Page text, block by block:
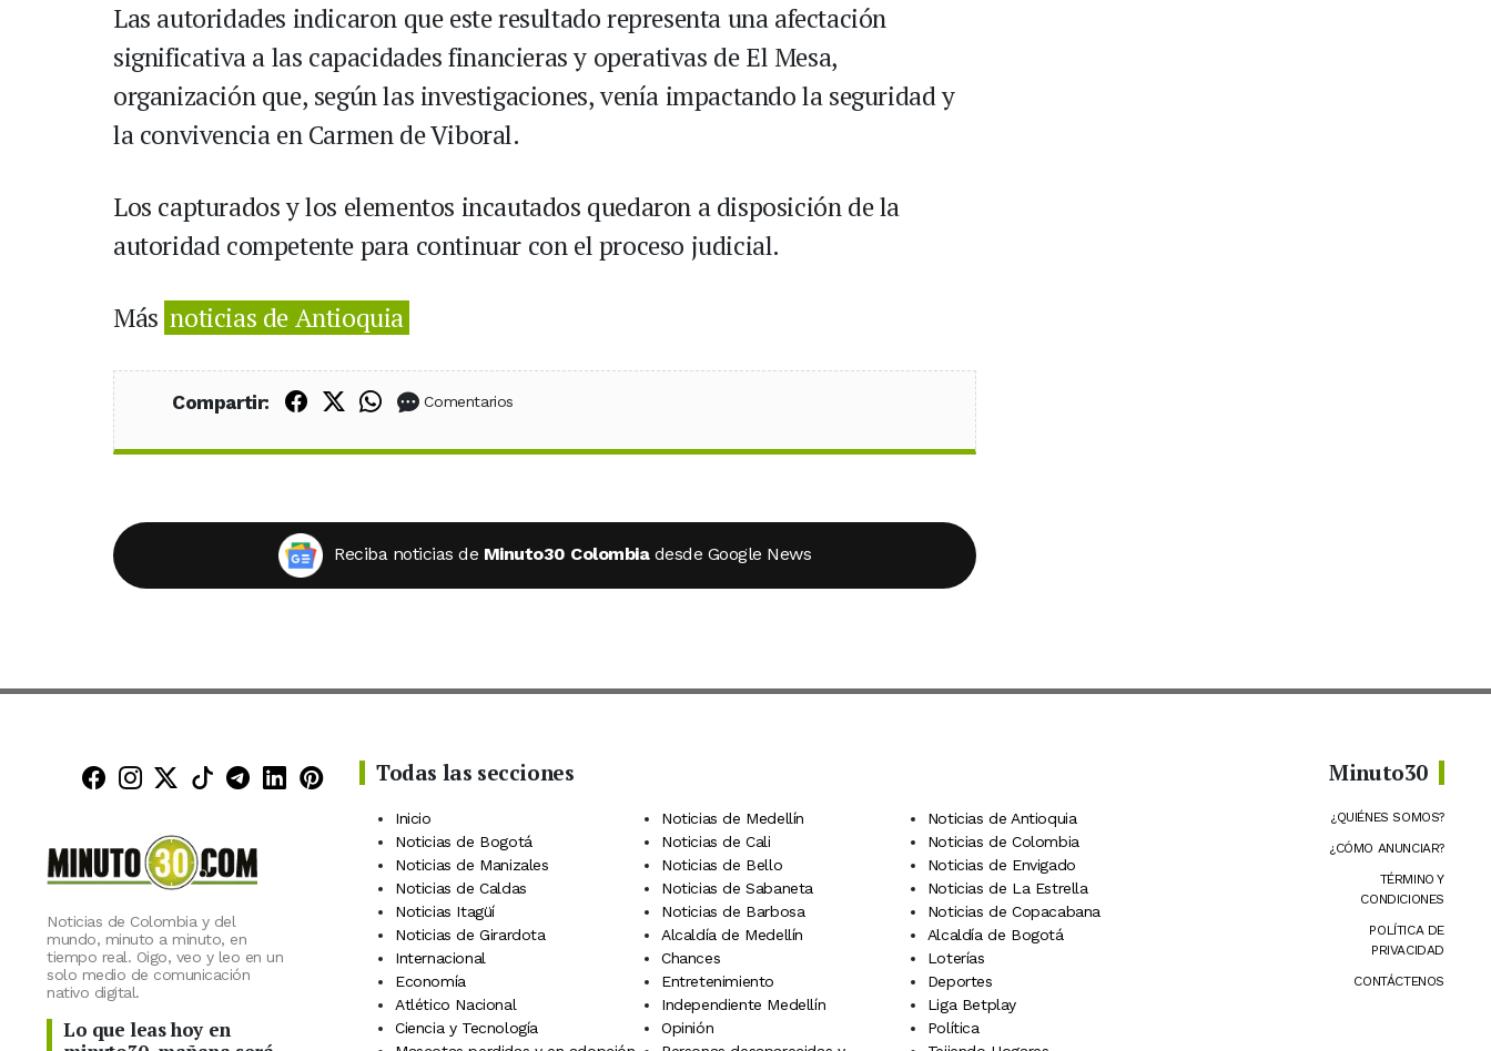
Las autoridades indicaron que este resultado representa una afectación
significativa a las capacidades financieras y operativas de El Mesa,
organización que, según las investigaciones, venía impactando la seguridad y
la convivencia en Carmen de Viboral.
Los capturados y los elementos incautados quedaron a disposición de la
autoridad competente para continuar con el proceso judicial.
Más noticias de Antioquia
Compartir: Compartir en Facebook
Compartir en X (Twitter)
Compartir en WhatsApp
Comentarios
Reciba noticias de Minuto30 Colombia desde Google News
Minuto30 en Facebook
Minuto30 en Instagram
Minuto30 en X (Twitter)
Minuto30 en TikTok
Canal de Minuto30 en Telegram
Minuto30 en LinkedIn
Minuto30 en Pinterest
Noticias de Colombia y del
mundo, minuto a minuto, en
tiempo real. Oigo, veo y leo en un
solo medio de comunicación
nativo digital.
Lo que leas hoy en
Todas las secciones
Inicio Noticias de Medellín
Noticias de Antioquia
Noticias de Bogotá
Noticias de Cali
Noticias de Colombia
Noticias de Manizales
Noticias de Bello
Noticias de Envigado
Noticias de Caldas
Noticias de Sabaneta
Noticias de La Estrella
Noticias Itagüí
Noticias de Barbosa
Noticias de Copacabana
Noticias de Girardota
Alcaldía de Medellín
Alcaldía de Bogotá
Internacional
Chances
Loterías
Economía
Entretenimiento
Deportes
Atlético Nacional
Independiente Medellín
Liga Betplay
Ciencia y Tecnología
Opinión
Política
Minuto30
¿QUIÉNES SOMOS?
¿CÓMO ANUNCIAR?
TÉRMINO Y
CONDICIONES
POLÍTICA DE
PRIVACIDAD
CONTÁCTENOS